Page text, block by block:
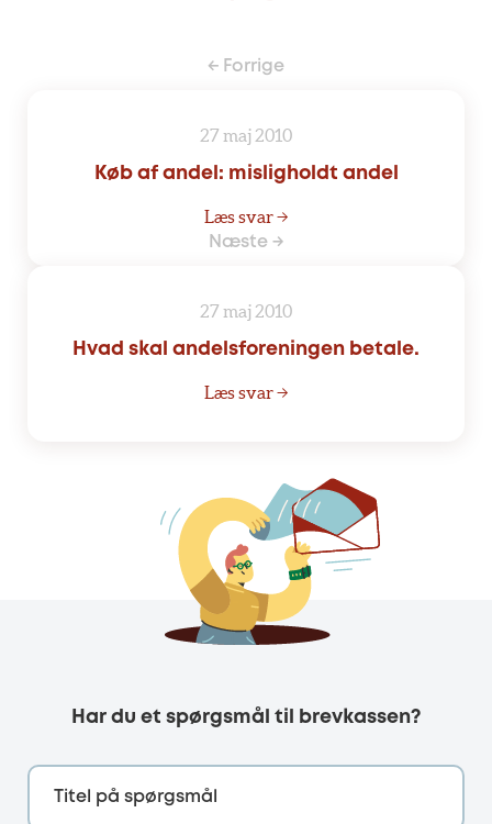
← Forrige
27 maj 2010
Køb af andel: misligholdt andel
Læs svar →
Næste →
27 maj 2010
Hvad skal andelsforeningen betale.
Læs svar →
Har du et spørgsmål til brevkassen?
Titel på spørgsmål